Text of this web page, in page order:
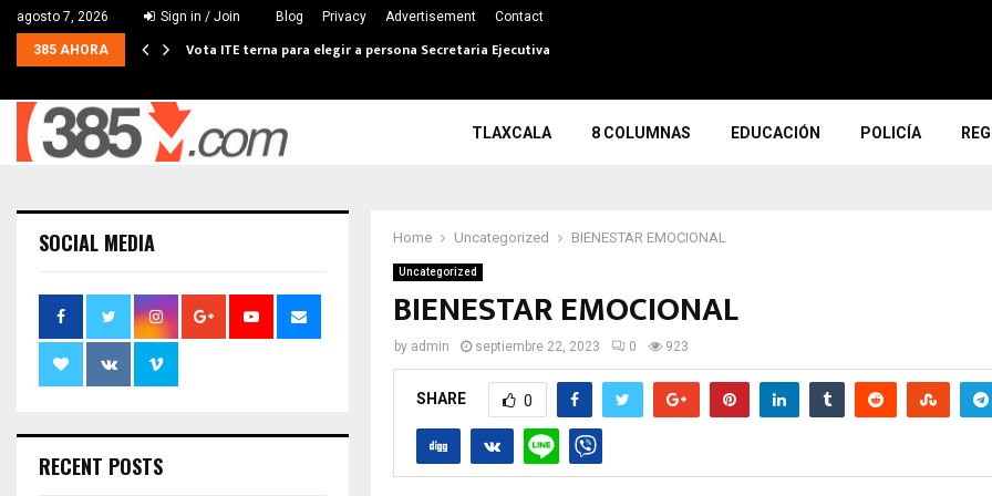
agosto 7, 2026 Sign in / Join Blog Privacy Advertisement Contact
385 AHORA Vota ITE terna para elegir a persona Secretaria Ejecutiva
TLAXCALA 8 COLUMNAS EDUCACIÓN POLICÍA
Home Uncategorized BIENESTAR EMOCIONAL
Uncategorized
BIENESTAR EMOCIONAL
by admin septiembre 22, 2023 0 923
SHARE 0
SOCIAL MEDIA
RECENT POSTS